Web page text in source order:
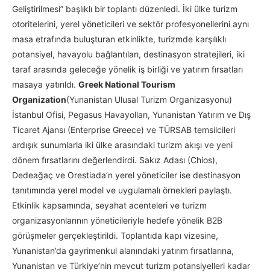
Geliştirilmesi” başlıklı bir toplantı düzenledi. İki ülke turizm
otoritelerini, yerel yöneticileri ve sektör profesyonellerini aynı
masa etrafında buluşturan etkinlikte, turizmde karşılıklı
potansiyel, havayolu bağlantıları, destinasyon stratejileri, iki
taraf arasında geleceğe yönelik iş birliği ve yatırım fırsatları
masaya yatırıldı. Greek National Tourism
Organization(Yunanistan Ulusal Turizm Organizasyonu)
İstanbul Ofisi, Pegasus Havayolları, Yunanistan Yatırım ve Dış
Ticaret Ajansı (Enterprise Greece) ve TÜRSAB temsilcileri
ardışık sunumlarla iki ülke arasındaki turizm akışı ve yeni
dönem fırsatlarını değerlendirdi. Sakız Adası (Chios),
Dedeağaç ve Orestiada’n yerel yöneticiler ise destinasyon
tanıtımında yerel model ve uygulamalı örnekleri paylaştı.
Etkinlik kapsamında, seyahat acenteleri ve turizm
organizasyonlarının yöneticileriyle hedefe yönelik B2B
görüşmeler gerçekleştirildi. Toplantıda kapı vizesine,
Yunanistan’da gayrimenkul alanındaki yatırım fırsatlarına,
Yunanistan ve Türkiye’nin mevcut turizm potansiyelleri kadar